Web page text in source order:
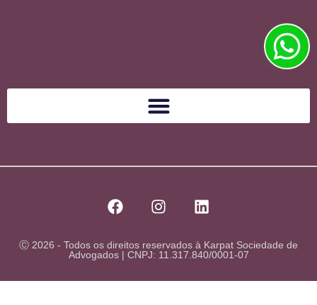
Ⓒ 2026 - Todos os direitos reservados à Karpat Sociedade de
Advogados | CNPJ: 11.317.840/0001-07